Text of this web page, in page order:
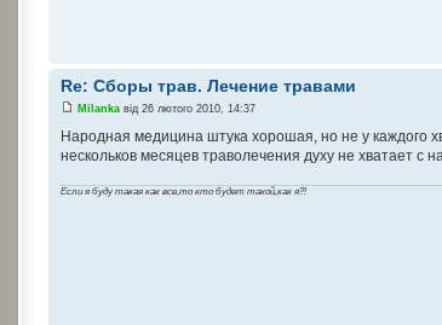
Re: Сборы трав. Лечение травами
Milanka від 26 лютого 2010, 14:37
Народная медицина штука хорошая, но не у каждого
нескольков месяцев траволечения духу не хватает с
Если я буду такая как все,то кто будет такой,как я?!